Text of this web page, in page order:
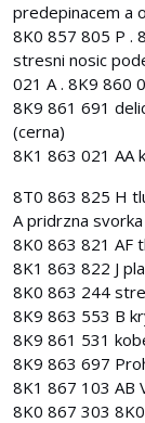
predepinacem a
8K0 857 805 P .
stresni nosic
021 A . 8K9 860
8K9 861 691
(cerna)
8K1 863 021 AA
8T0 863 825 H
A pridrzna svorka
8K0 863 821 AF
8K1 863 822 J
8K0 863 244
8K9 863 553 B
8K9 861 531
8K9 863 697
8K1 867 103 AB
8K0 867 303